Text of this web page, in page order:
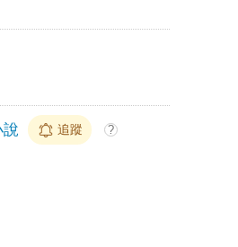
說 追蹤 ?